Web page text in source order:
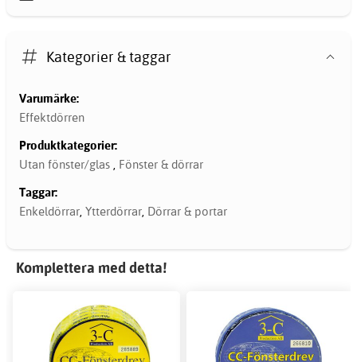
Kategorier & taggar
Varumärke:
Effektdörren
Produktkategorier:
Utan fönster/glas
Fönster & dörrar
Taggar:
Enkeldörrar Ytterdörrar Dörrar & portar
Komplettera med detta!